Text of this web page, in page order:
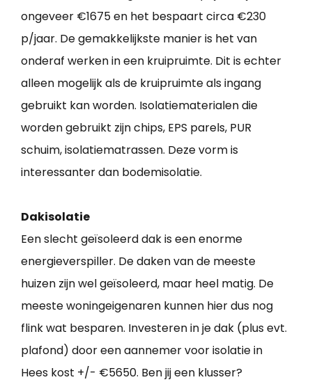
ongeveer €1675 en het bespaart circa €230
p/jaar. De gemakkelijkste manier is het van
onderaf werken in een kruipruimte. Dit is echter
alleen mogelijk als de kruipruimte als ingang
gebruikt kan worden. Isolatiematerialen die
worden gebruikt zijn chips, EPS parels, PUR
schuim, isolatiematrassen. Deze vorm is
interessanter dan bodemisolatie.
Dakisolatie
Een slecht geïsoleerd dak is een enorme
energieverspiller. De daken van de meeste
huizen zijn wel geïsoleerd, maar heel matig. De
meeste woningeigenaren kunnen hier dus nog
flink wat besparen. Investeren in je dak (plus evt.
plafond) door een aannemer voor isolatie in
Hees kost +/- €5650. Ben jij een klusser?